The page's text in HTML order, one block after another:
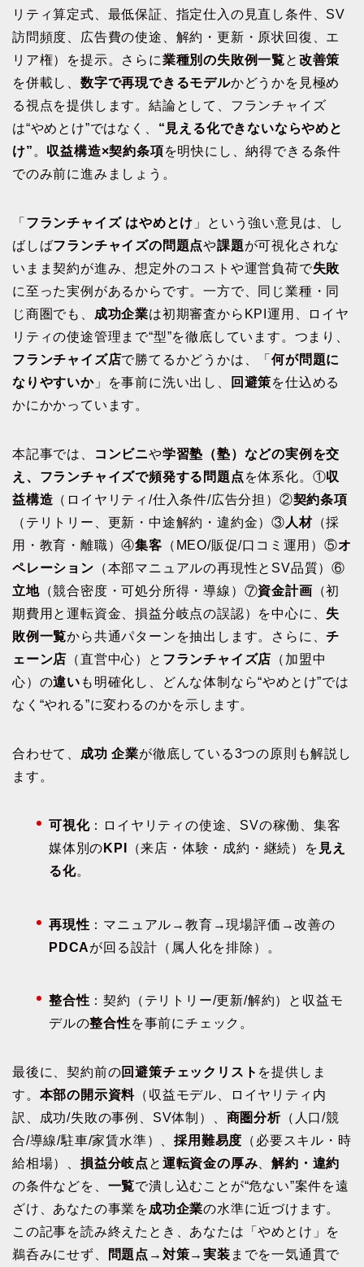
リティ算定式、最低保証、指定仕入の見直し条件、SV
訪問頻度、広告費の使途、解約・更新・原状回復、エ
リア権）を提示。さらに業種別の失敗例一覧と 改善策
を併載し、 数字で再現できるモデルかどうかを見極め
る視点を提供します。結論として、フランチャイズ
は“やめとけ”ではなく、 “見える化できないならやめと
け” 。 収益構造×契約条項を明快にし、納得できる条件
でのみ前に進みましょう。
「 フランチャイズ はやめとけ 」という強い意見は、し
ばしばフランチャイズの問題点や課題が可視化されな
いまま契約が進み、想定外のコストや運営負荷で失敗
に至った実例があるからです。一方で、同じ業種・同
じ商圏でも、 成功企業は初期審査からKPI運用、ロイヤ
リティの使途管理まで“型”を徹底しています。つまり、
フランチャイズ店で勝てるかどうかは、「何が問題に
なりやすいか」を事前に洗い出し、 回避策を仕込める
かにかかっています。
本記事では、 コンビニや学習塾（塾）などの実例を交
え、フランチャイズで頻発する問題点 を体系化。①収
益構造 （ロイヤリティ/仕入条件/広告分担）②契約条項
（テリトリー、更新・中途解約・違約金）③ 人材（採
用・教育・離職）④集客 （MEO/販促/口コミ運用）⑤オ
ペレーション （本部マニュアルの再現性とSV品質）⑥
立地（競合密度・可処分所得・導線）⑦資金計画 （初
期費用と運転資金、損益分岐点の誤認）を中心に、 失
敗例一覧から共通パターンを抽出します。さらに、チ
ェーン店 （直営中心）と フランチャイズ店 （加盟中
心）の違い も明確化し、どんな体制なら“やめとけ”では
なく“やれる”に変わるのかを示します。
合わせて、 成功 企業が徹底している3つの原則も解説し
ます。
可視化：ロイヤリティの使途、SVの稼働、集客
媒体別の KPI （来店・体験・成約・継続）を 見え
る化。
再現性 ：マニュアル→教育→現場評価→改善の
PDCAが回る設計（属人化を排除）。
整合性 ：契約（テリトリー/更新/解約）と収益モ
デルの整合性を事前にチェック。
最後に、契約前の回避策チェックリスト を提供しま
す。 本部の開示資料 （収益モデル、ロイヤリティ内
訳、成功/失敗の事例、SV体制）、 商圏分析（人口/競
合/導線/駐車/家賃水準）、採用難易度 （必要スキル・時
給相場）、 損益分岐点 と 運転資金の厚み 、解約・違約
の条件などを、 一覧で潰し込むことが“危ない”案件を遠
ざけ、あなたの事業を成功企業の水準に近づけます。
この記事を読み終えたとき、あなたは「やめとけ」を
鵜呑みにせず、
問題点→対策→実装 までを一気通貫で